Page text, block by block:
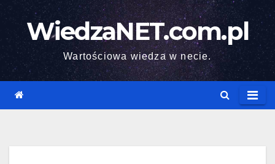
Skip
contentWiedzaNET.com.pl
Wartościowa wiedza w necie.